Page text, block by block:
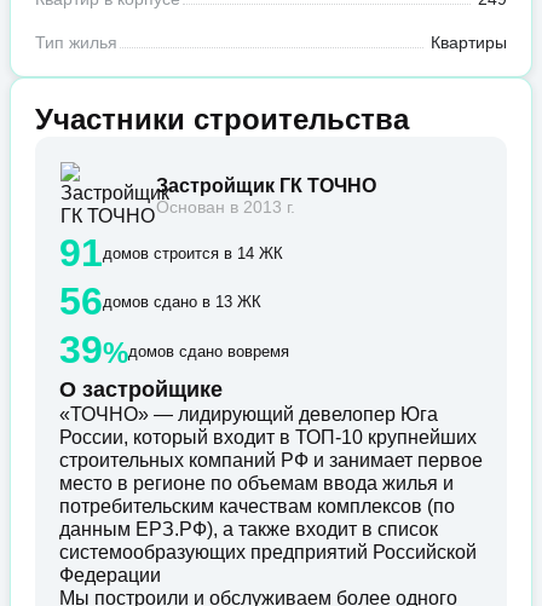
Тип жилья Квартиры
Участники строительства
Застройщик ГК ТОЧНО
Основан в 2013 г.
91домов строится в 14 ЖК
56домов сдано в 13 ЖК
39%домов сдано вовремя
О застройщике
«ТОЧНО» — лидирующий девелопер Юга
России, который входит в ТОП-10 крупнейших
строительных компаний РФ и занимает первое
место в регионе по объемам ввода жилья и
потребительским качествам комплексов (по
данным ЕРЗ.РФ), а также входит в список
системообразующих предприятий Российской
Федерации
Мы построили и обслуживаем более одного